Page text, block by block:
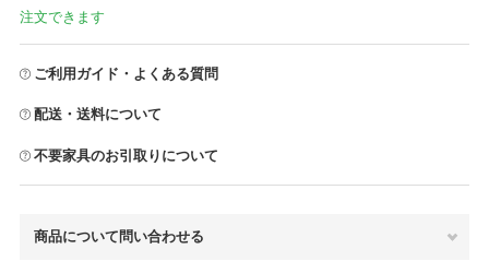
注文できます
ご利用ガイド・よくある質問
配送・送料について
不要家具のお引取りについて
商品について問い合わせる